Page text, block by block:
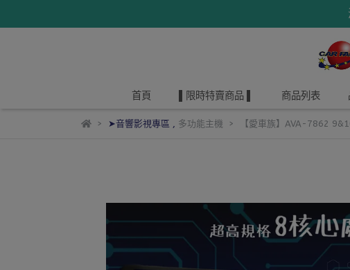
首頁 ▌限時特賣商品 ▌ 商品列表
➤音響影視專區 , 多功能主機 【愛車族】AVA-7862